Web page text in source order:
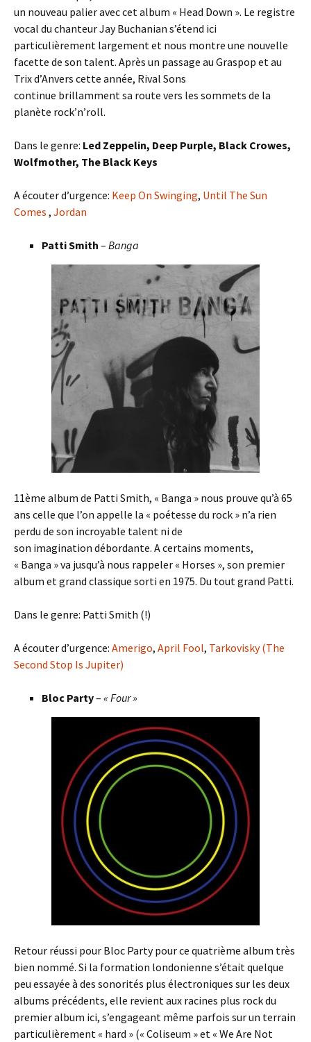
un nouveau palier avec cet album « Head Down ». Le registre
vocal du chanteur Jay Buchanian s’étend ici
particulièrement largement et nous montre une nouvelle
facette de son talent. Après un passage au Graspop et au
Trix d’Anvers cette année, Rival Sons
continue brillamment sa route vers les sommets de la
planète rock’n’roll.
Dans le genre: Led Zeppelin, Deep Purple, Black Crowes,
Wolfmother, The Black Keys
A écouter d’urgence: Keep On Swinging, Until The Sun
Comes , Jordan
Patti Smith – Banga
11ème album de Patti Smith, « Banga » nous prouve qu’à 65
ans celle que l’on appelle la « poétesse du rock » n’a rien
perdu de son incroyable talent ni de
son imagination débordante. A certains moments,
« Banga » va jusqu’à nous rappeler « Horses », son premier
album et grand classique sorti en 1975. Du tout grand Patti.
Dans le genre: Patti Smith (!)
A écouter d’urgence: Amerigo, April Fool, Tarkovisky (The
Second Stop Is Jupiter)
Bloc Party– « Four »
Retour réussi pour Bloc Party pour ce quatrième album très
bien nommé. Si la formation londonienne s’était quelque
peu essayée à des sonorités plus électroniques sur les deux
albums précédents, elle revient aux racines plus rock du
premier album ici, s’engageant même parfois sur un terrain
particulièrement « hard » (« Coliseum » et « We Are Not